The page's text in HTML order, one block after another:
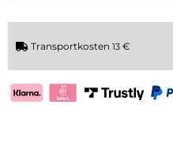
Transportkosten 13 €